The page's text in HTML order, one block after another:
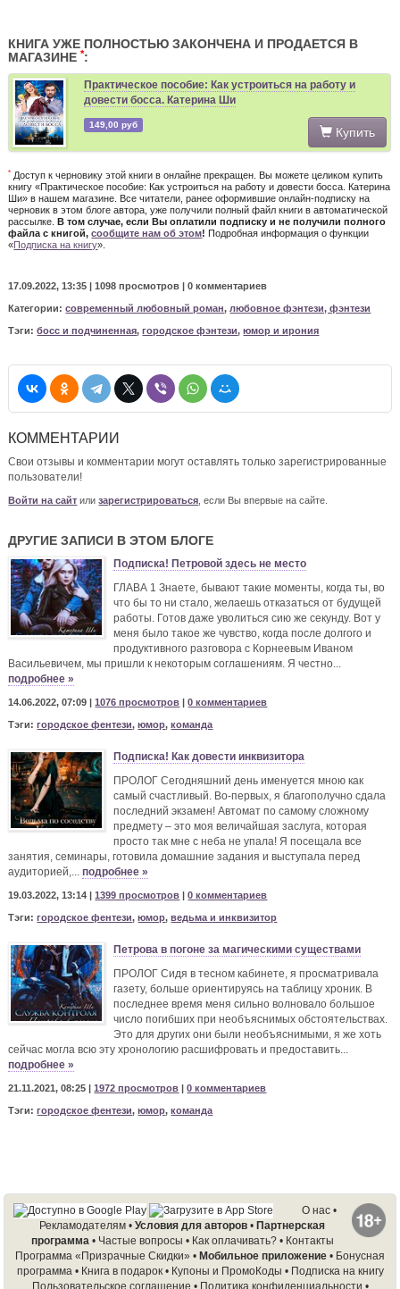
КНИГА УЖЕ ПОЛНОСТЬЮ ЗАКОНЧЕНА И ПРОДАЕТСЯ В
МАГАЗИНЕ*:
Практическое пособие: Как устроиться на работу и
довести босса. Катерина Ши
Купить
149,00 руб
* Доступ к черновику этой книги в онлайне прекращен. Вы можете целиком купить
книгу «Практическое пособие: Как устроиться на работу и довести босса. Катерина
Ши» в нашем магазине. Все читатели, ранее оформившие онлайн-подписку на
черновик в этом блоге автора, уже получили полный файл книги в автоматической
рассылке.
В том случае, если Вы оплатили подписку и не получили полного
файла с книгой,сообщите нам об этом! Подробная информация о функции
«Подписка на книгу».
17.09.2022, 13:35 |1098 просмотров |0 комментариев
Категории:современный любовный роман, любовное фэнтези, фэнтези
Тэги:босс и подчиненная,городское фэнтези,юмор и ирония
КОММЕНТАРИИ
Свои отзывы и комментарии могут оставлять только зарегистрированные
пользователи!
Войти на сайт илизарегистрироваться , если Вы впервые на сайте.
ДРУГИЕ ЗАПИСИ В ЭТОМ БЛОГЕ
Подписка! Петровой здесь не место
ГЛАВА 1 Знаете, бывают такие моменты, когда ты, во
что бы то ни стало, желаешь отказаться от будущей
работы. Готов даже уволиться сию же секунду. Вот у
меня было такое же чувство, когда после долгого и
продуктивного разговора с Корнеевым Иваном
Васильевичем, мы пришли к некоторым соглашениям. Я честно...
подробнее »
14.06.2022, 07:09 |1076 просмотров |0 комментариев
Тэги:городское фентези,юмор,команда
Подписка! Как довести инквизитора
ПРОЛОГ Сегодняшний день именуется мною как
самый счастливый. Во-первых, я благополучно сдала
последний экзамен! Автомат по самому сложному
предмету – это моя величайшая заслуга, которая
просто так мне с неба не упала! Я посещала все
занятия, семинары, готовила домашние задания и выступала перед
аудиторией,...подробнее »
19.03.2022, 13:14 |1399 просмотров |0 комментариев
Тэги:городское фентези,юмор,ведьма и инквизитор
Петрова в погоне за магическими существами
ПРОЛОГ Сидя в тесном кабинете, я просматривала
газету, больше ориентируясь на таблицу хроник. В
последнее время меня сильно волновало большое
число погибших при необъяснимых обстоятельствах.
Это для других они были необъяснимыми, я же хоть
сейчас могла всю эту хронологию расшифровать и предоставить...
подробнее »
21.11.2021, 08:25 |1972 просмотров |0 комментариев
Тэги:городское фентези,юмор,команда
О нас•
Рекламодателям • Условия для авторов • Партнерская
программа• Частые вопросы • Как оплачивать?• Контакты
Программа «Призрачные Скидки» • Мобильное приложение • Бонусная
программа• Книга в подарок• Купоны и ПромоКоды • Подписка на книгу
Пользовательское соглашение • Политика конфиденциальности •